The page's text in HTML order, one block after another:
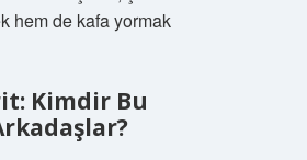
hem de kafa yormak
Kimdir Bu